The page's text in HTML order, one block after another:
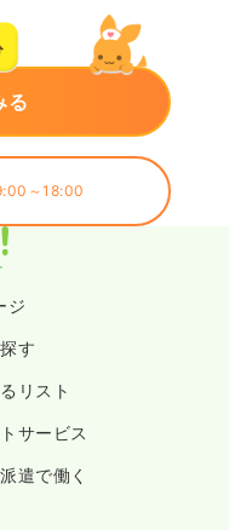
る
～18:00
ジ
す
リスト
サービス
遣で働く